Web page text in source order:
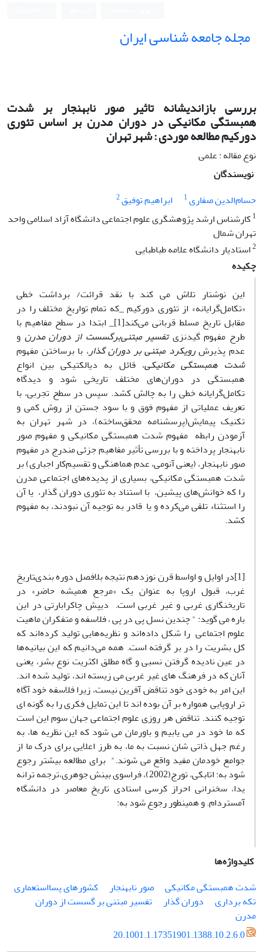
مجله جامعه شناسی ایران
بررسی بازاندیشانه تاثیر صور نابهنجار بر شدت
همبستگی مکانیکی در دوران مدرن بر اساس تئوری
دورکیم مطالعه موردی : شهر تهران
نوع مقاله : علمی
نویسندگان
حسام‌الدین صفاری1 ابراهیم توفیق2
1کارشناس ارشد پژوهشگری علوم اجتماعی دانشگاه آزاد اسلامی واحد
تهران شمال
2استادیار دانشگاه علامه طباطبایی
چکیده
این نوشتار تلاش می کند با نقد قرائت/ برداشت خطی
«تکامل‌گرایانه» از تئوری دورکیم _که تمام تواریخ مختلف را در
مقابل تاریخ مسلط قربانی می‌کند[1]_ ابتدا در سطح مفاهیم با
طرح مفهوم گیدنزیتفسیر مبتنی‌بر‌گسست از دوران مدرن و
عدم پذیرشرویکرد مبتنی بر دوران گذار، با برساختن مفهوم
شدت همبستگی مکانیکی، قائل به دیالکتیکی بین انواع
همبستگی در دوران‌های مختلف تاریخی شود و دیدگاه
تکامل‌گرایانه خطی را به چالش کشد. سپس در سطح تجربی، با
تعریف عملیاتی از مفهوم فوق و با سود جستن از روش کمی و
تکنیک پیمایش(پرسشنامه محقق‌ساخته)، در شهر تهران به
آزمودن رابطه مفهوم شدت همبستگی مکانیکی و مفهوم صور
نابهنجار‌ پرداخته و با بررسی تأثیر مفاهیم جزئی مندرج در مفهوم
صور نابهنجار، (یعنی آنومی، عدم هماهنگی و تقسیم‌کار اجباری) بر
شدت همبستگی مکانیکی، بسیاری از پدیده‌های اجتماعی مدرن
را که خوانش‌های پیشین، با استناد به تئوری دوران گذار، یا آن
را استثناء تلقی می‌کرده و یا قادر به توجیه آن نبودند، به مفهوم
‌کشد.
[1]در اوایل و اواسط قرن نوزدهم نتیجه بلافصل دوره بندىتاریخ
غرب، قبول اروپا به عنوان یک «مرجع همیشه حاضر» در
تاریخنگاری غربی و غیر غربی است. دیپش چاکرابارتى در این
باره مى گوید: " چندین نسل پی در پی ، فلاسفه و متفکران ماهیت
علوم اجتماعی را شکل داده‌اند و نظریه‌هایی تولید کرده‌اند که
کل بشریت را در بر گرفته است. همه می‌دانیم که این بیانیه‌ها
در عین نادیده ‌‌گرفتن نسبی و گاه مطلق اکثریت نوع بشر، یعنى
آنان که در فرهنگ هاى غیر غربى مى زیسته اند، تولید شده اند.
این امر به خودى خود تناقض آفرین نیست، زیرا فلاسفه خود آگاه
تر اروپایى همواره بر آن بوده اند تا این تمایل فکرى را به گونه اى
توجیه کنند. تناقض هر روزى علوم اجتماعى جهان سوم این است
که ما خود در مى یابیم و باورمان مى شود که این نظریه ها، به
رغم جهل ذاتى شان نسبت به ما، به طرز اعلایى براى درک ما از
جوامع خودمان مفید واقع مى شوند." برای مطالعه بیشتر رجوع
شود به: اتابکی، تورج(2002)، فراسوی بینش جوهری،ترجمه ترانه
یدا، سخنرانی احراز کرسی استادی تاریخ معاصر در دانشگاه
آمستردام. و همینطور رجوع شود به:
کلیدواژه‌ها
شدت همبستگی مکانیکی
صور نابهنجار
کشورهای پسااستعماری
تکه برداری
دوران گذار
تفسیر مبتنی بر گسست از دوران
مدرن
20.1001.1.17351901.1388.10.2.6.0